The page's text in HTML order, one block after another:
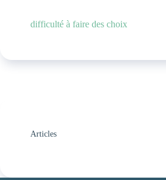
difficulté à faire des choix
Articles